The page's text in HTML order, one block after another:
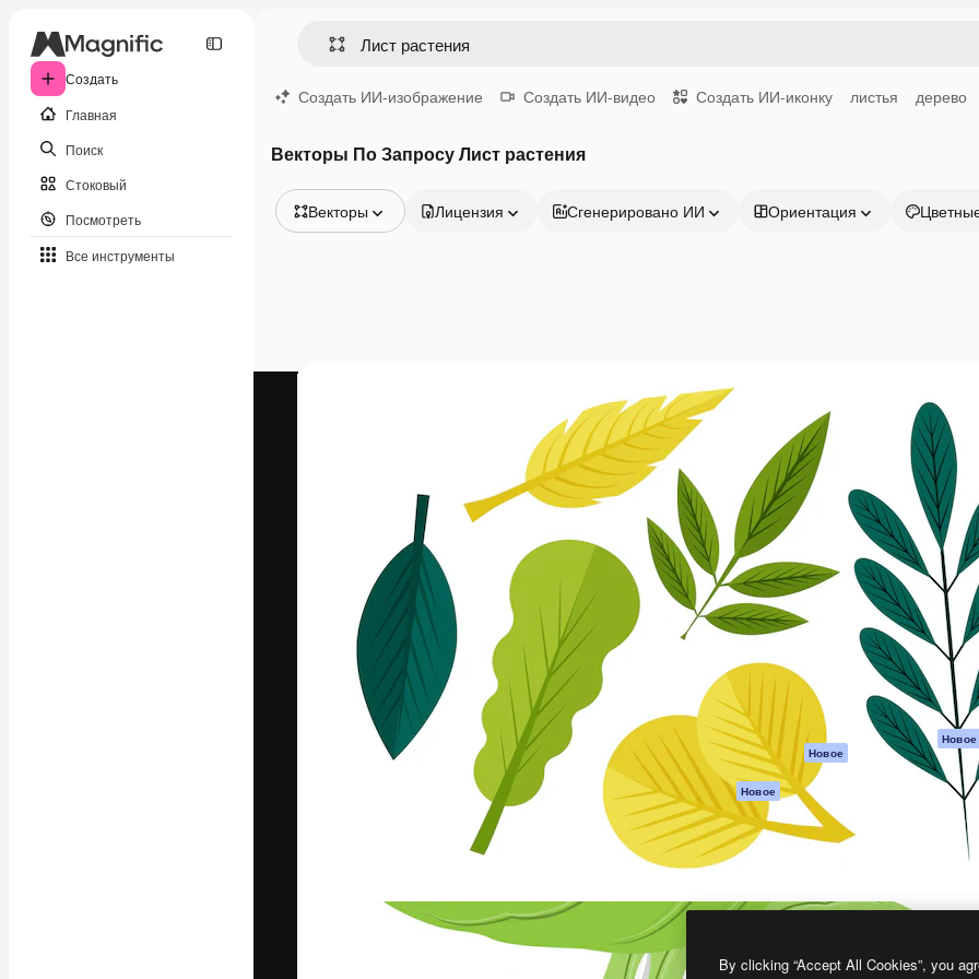
Создать
Главная
Поиск
Стоковый
Посмотреть
Все инструменты
Создать ИИ-изображение Создать ИИ-видео Создать ИИ-иконку листья дерево
Векторы По Запросу Лист растения
Векторы
Видео
Лицензия Сгенерировано ИИ Ориентация
Креативная платформа для создания
ваших лучших работ. Более 1 миллиона
подписчиков среди креаторов,
предприятий, агентств и студий.
Pусский
Продукция
Spaces
ИИ-помощник
Генератор
изображений ИИ
Генератор видео
ИИ
Генератор голоса
на основе ИИ
Стоковый контент
MCP для
Claude/ChatGPT
Новое
Агенты Новое
API
Мобильное
приложение
Magnific
Начать
Academy
Документация
Пакету ИИ
Служба
поддержки
Условия и
положения
Политика
Оригиналы
Новое
Политика
Центр доверия
By clicking “Accept All Cookies”, you